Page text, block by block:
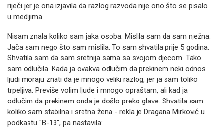
riječi jer je ona izjavila da razlog razvoda nije ono što se pisalo
u medijima.
Nisam znala koliko sam jaka osoba. Mislila sam da sam nježna.
Jača sam nego što sam mislila. To sam shvatila prije 5 godina.
Shvatila sam da sam sretnija sama sa svojom djecom. Tako
sam odlučila. Kada ja ovakva odlučim da prekinem neki odnos
ljudi moraju znati da je mnogo veliki razlog, jer ja sam toliko
trpeljiva. Previše volim ljude i mnogo opraštam, ali kad ja
odlučim da prekinem onda je došlo preko glave. Shvatila sam
koliko sam stabilna i sretna žena - rekla je Dragana Mirković u
podkastu "B-13", pa nastavila: